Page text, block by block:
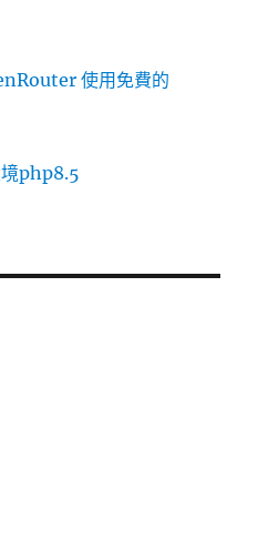
使用免費的
php8.5